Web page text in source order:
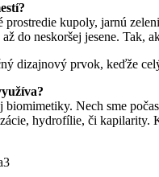
kupoly, jarnú
do neskoršej jesene. Tak,
dizajnový prvok, keďže
Nech sme
hydrofílie, či kapilarity.